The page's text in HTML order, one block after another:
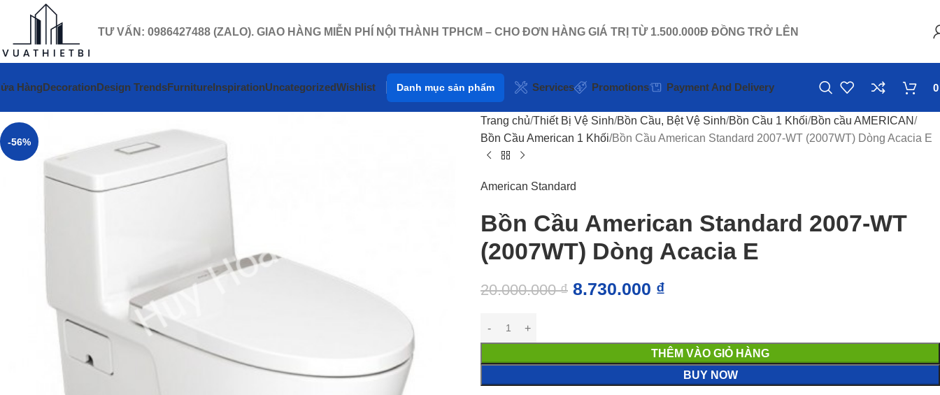
TƯ VẤN: 0986427488 (ZALO). GIAO HÀNG MIỄN PHÍ NỘI THÀNH TPHCM – CHO ĐƠN HÀNG GIÁ TRỊ TỪ 1.500.000Đ ĐỒNG TRỞ LÊN
HàngDecorationDesign TrendsFurnitureInspirationUncategorizedWishlist Danh mục sản phẩm Services Promotions Payment And Delivery
-56%
Trang chủ Thiết Bị Vệ Sinh Bồn Cầu, Bệt Vệ Sinh Bồn Cầu 1 Khối Bồn cầu AMERICAN
Bồn Cầu American 1 Khối Bồn Cầu American Standard 2007-WT (2007WT) Dòng Acacia E
American Standard
Bồn Cầu American Standard 2007-WT
(2007WT) Dòng Acacia E
20.000.000₫ 8.730.000 ₫
THÊM VÀO GIỎ HÀNG
BUY NOW